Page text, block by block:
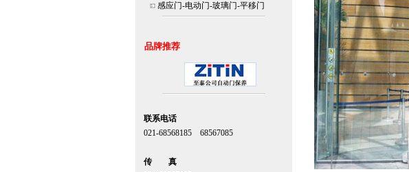
感应门-电动门-玻璃门-平移门
品牌推荐
联系电话
021-68568185 68567085
传 真